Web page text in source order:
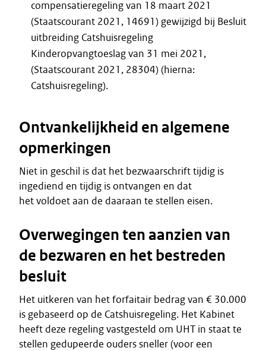
compensatieregeling van 18 maart 2021
(Staatscourant 2021, 14691) gewijzigd bij Besluit
uitbreiding Catshuisregeling
Kinderopvangtoeslag van 31 mei 2021,
(Staatscourant 2021, 28304) (hierna:
Catshuisregeling).
Ontvankelijkheid en algemene
opmerkingen
Niet in geschil is dat het bezwaarschrift tijdig is
ingediend en tijdig is ontvangen en dat
het voldoet aan de daaraan te stellen eisen.
Overwegingen ten aanzien van
de bezwaren en het bestreden
besluit
Het uitkeren van het forfaitair bedrag van € 30.000
is gebaseerd op de Catshuisregeling. Het Kabinet
heeft deze regeling vastgesteld om UHT in staat te
stellen gedupeerde ouders sneller (voor een